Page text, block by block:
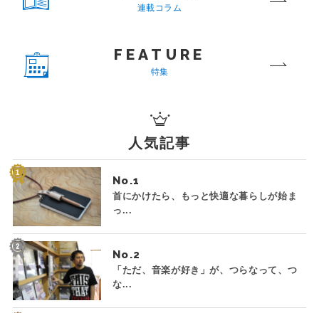
連載コラム
FEATURE
特集
人気記事
No.
首にかけたら、もっと快適な暮らしが始ま
っ...
No.
「ただ、音楽が好き」が、つらなって、つ
な...